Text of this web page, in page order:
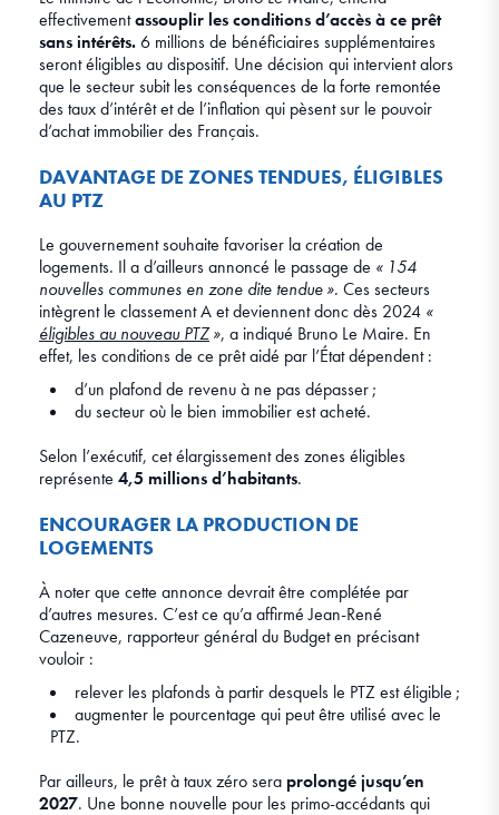
effectivementassouplir les conditions d’accès à ce prêt
sans intérêts.6 millions de bénéficiaires supplémentaires
seront éligibles au dispositif. Une décision qui intervient alors
que le secteur subit les conséquences de la forte remontée
des taux d’intérêt et de l’inflation qui pèsent sur le pouvoir
d’achat immobilier des Français.
DAVANTAGE DE ZONES TENDUES, ÉLIGIBLES
AU PTZ
Le gouvernement souhaite favoriser la création de
logements. Il a d’ailleurs annoncé le passage de « 154
nouvelles communes en zone dite tendue ». Ces secteurs
intègrent le classement A et deviennent donc dès 2024 «
éligibles au nouveau PTZ», a indiqué Bruno Le Maire. En
effet, les conditions de ce prêt aidé par l’État dépendent :
d’un plafond de revenu à ne pas dépasser ;
du secteur où le bien immobilier est acheté.
Selon l’exécutif, cet élargissement des zones éligibles
représente 4,5 millions d’habitants.
ENCOURAGER LA PRODUCTION DE
LOGEMENTS
À noter que cette annonce devrait être complétée par
d’autres mesures. C’est ce qu’a affirmé Jean-René
Cazeneuve, rapporteur général du Budget en précisant
vouloir :
relever les plafonds à partir desquels le PTZ est éligible ;
augmenter le pourcentage qui peut être utilisé avec le
PTZ.
Par ailleurs, le prêt à taux zéro sera prolongé jusqu’en
2027. Une bonne nouvelle pour les primo-accédants qui